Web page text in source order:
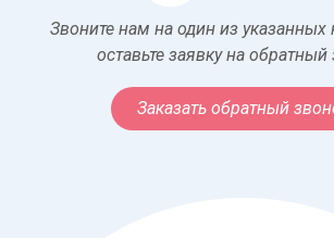
Звоните нам на один из
оставьте заявку на обратный
Заказать обратный